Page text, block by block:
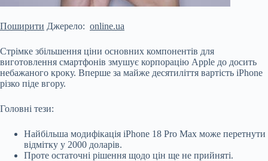
Поширити Джерело: online.ua
Стрімке збільшення ціни основних компонентів для
виготовлення смартфонів змушує корпорацію Apple до досить
небажаного кроку. Вперше за майже десятиліття вартість iPhone
різко піде вгору.
Головні тези:
Найбільша модифікація iPhone 18 Pro Max може перетнути
відмітку у 2000 доларів.
Проте остаточні рішення щодо цін ще не прийняті.